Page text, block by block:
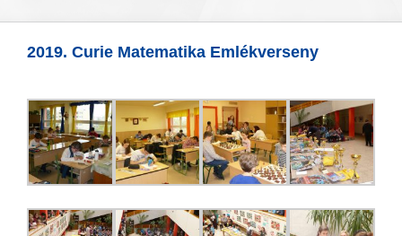
2019. Curie Matematika Emlékverseny